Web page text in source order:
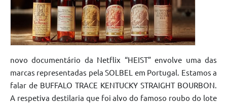
novo documentário da Netflix “HEIST” envolve uma das
marcas representadas pela SOLBEL em Portugal. Estamos a
falar de BUFFALO TRACE KENTUCKY STRAIGHT BOURBON.
A respetiva destilaria que foi alvo do famoso roubo do lote